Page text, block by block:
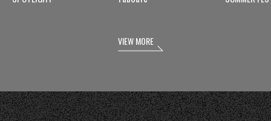
VIEW MORE